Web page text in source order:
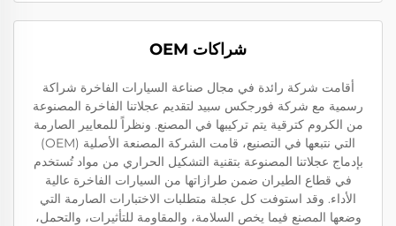
شراكات OEM
أقامت شركة رائدة في مجال صناعة السيارات الفاخرة شراكة
رسمية مع شركة فورجكس سبيد لتقديم عجلاتنا الفاخرة المصنوعة
من الكروم كترقية يتم تركيبها في المصنع. ونظراً للمعايير الصارمة
التي نتبعها في التصنيع، قامت الشركة المصنعة الأصلية (OEM)
بإدماج عجلاتنا المصنوعة بتقنية التشكيل الحراري من مواد تُستخدم
في قطاع الطيران ضمن طرازاتها من السيارات الفاخرة عالية
الأداء. وقد استوفت كل عجلة متطلبات الاختبارات الصارمة التي
وضعها المصنع فيما يخص السلامة، والمقاومة للتأثيرات، والتحمل،